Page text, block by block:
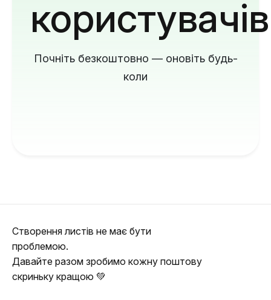
користувачів
Почніть безкоштовно — оновіть будь-
коли
Створення листів не має бути
проблемою.
Давайте разом зробимо кожну поштову
скриньку кращою 💚